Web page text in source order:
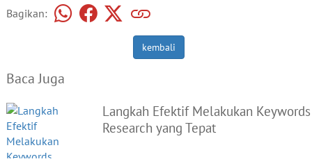
Bagikan:
kembali
Baca Juga
Langkah Efektif Melakukan Keywords
Research yang Tepat